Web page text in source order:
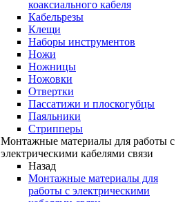
коаксиального кабеля
Кабельрезы
Клещи
Наборы инструментов
Ножи
Ножницы
Ножовки
Отвертки
Пассатижи и плоскогубцы
Паяльники
Стрипперы
Монтажные материалы для работы с
электрическими кабелями связи
Назад
Монтажные материалы для
работы с электрическими